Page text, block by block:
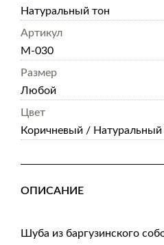
Натуральный тон
Артикул
М-030
Размер
Любой
Цвет
Коричневый / Натуральный
ОПИСАНИЕ
Шуба из баргузинского